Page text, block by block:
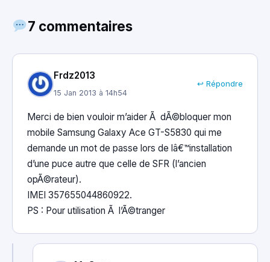
7 commentaires
Frdz2013
15 Jan 2013 à 14h54
↩ Répondre
Merci de bien vouloir m’aider Ã dÃ©bloquer mon
mobile Samsung Galaxy Ace GT-S5830 qui me
demande un mot de passe lors de lâ€™installation
d’une puce autre que celle de SFR (l’ancien
opÃ©rateur).
IMEI 357655044860922.
PS : Pour utilisation Ã l’Ã©tranger